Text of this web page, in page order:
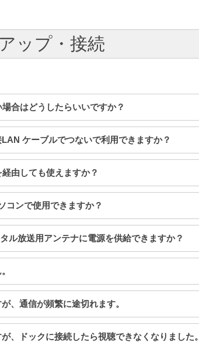
ップ・接続
合はどうしたらいいですか？
ケーブルでつないで利用できますか？
由しても使えますか？
コンで使用できますか？
ル放送用アンテナに電源を供給できますか？
、通信が頻繁に途切れます。
、ドックに接続したら視聴できなくなりました。